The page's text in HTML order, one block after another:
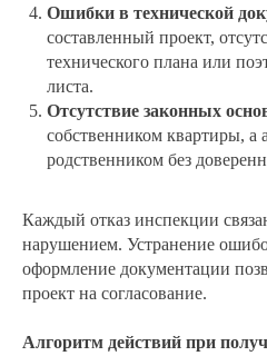
Ошибки в технической
составленный проект,
технического плана или
листа.
Отсутствие законных
собственником квартиры, а
родственником без
Каждый отказ инспекции
нарушением. Устранение
оформление документации
проект на согласование.
Алгоритм действий при